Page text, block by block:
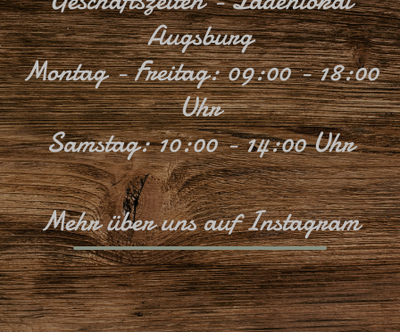
Augsburg
Montag - Freitag: 09:00 - 18:00
Uhr
Samstag: 10:00 - 14:00 Uhr
Mehr über uns auf Instagram